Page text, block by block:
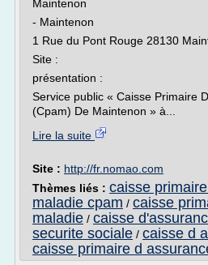
Maintenon
- Maintenon
1 Rue du Pont Rouge 28130
Site :
présentation :
Service public « Caisse Primaire
(Cpam) De Maintenon » à...
Lire la suite
Site : http://fr.nomao.com
Thèmes liés : caisse
maladie cpam / caisse
maladie / caisse
securite sociale / caisse d
caisse primaire d